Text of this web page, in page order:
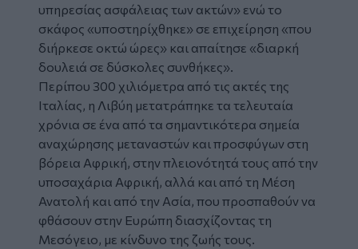
υπηρεσίας ασφάλειας των ακτών» ενώ το
σκάφος «υποστηρίχθηκε» σε επιχείρηση «που
διήρκεσε οκτώ ώρες» και απαίτησε «διαρκή
δουλειά σε δύσκολες συνθήκες».
Περίπου 300 χιλιόμετρα από τις ακτές της
Ιταλίας, η Λιβύη μετατράπηκε τα τελευταία
χρόνια σε ένα από τα σημαντικότερα σημεία
αναχώρησης μεταναστών και προσφύγων στη
βόρεια Αφρική, στην πλειονότητά τους από την
υποσαχάρια Αφρική, αλλά και από τη Μέση
Ανατολή και από την Ασία, που προσπαθούν να
φθάσουν στην Ευρώπη διασχίζοντας τη
Μεσόγειο, με κίνδυνο της ζωής τους.